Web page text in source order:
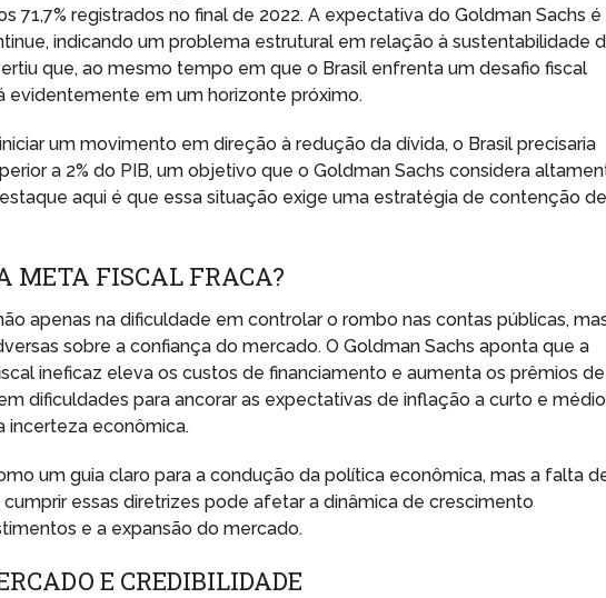
71,7% registrados no final de 2022. A expectativa do Goldman Sachs é
indicando um problema estrutural em relação à sustentabilidade
que, ao mesmo tempo em que o Brasil enfrenta um desafio fiscal
evidentemente em um horizonte próximo.
um movimento em direção à redução da dívida, o Brasil precisaria
a 2% do PIB, um objetivo que o Goldman Sachs considera
aqui é que essa situação exige uma estratégia de contenção
META FISCAL FRACA?
apenas na dificuldade em controlar o rombo nas contas públicas,
sobre a confiança do mercado. O Goldman Sachs aponta que a
ineficaz eleva os custos de financiamento e aumenta os prêmios de
dificuldades para ancorar as expectativas de inflação a curto e médio
incerteza econômica.
um guia claro para a condução da política econômica, mas a falta
essas diretrizes pode afetar a dinâmica de crescimento
e a expansão do mercado.
E CREDIBILIDADE